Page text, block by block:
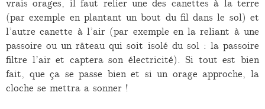
vrais orages, il faut relier une des canettes à la terre
(par exemple en plantant un bout du fil dans le sol) et
l’autre canette à l’air (par exemple en la reliant à une
passoire ou un râteau qui soit isolé du sol : la passoire
filtre l’air et captera son électricité). Si tout est bien
fait, que ça se passe bien et si un orage approche, la
cloche se mettra a sonner !